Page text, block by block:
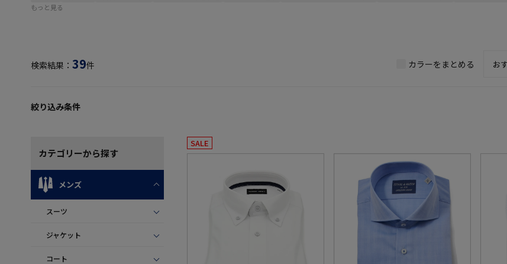
もっと見る
検索結果： 39件 カラーをまとめる
絞り込み条件
カテゴリーから探す
メンズ
スーツ
ジャケット
コート
SALE